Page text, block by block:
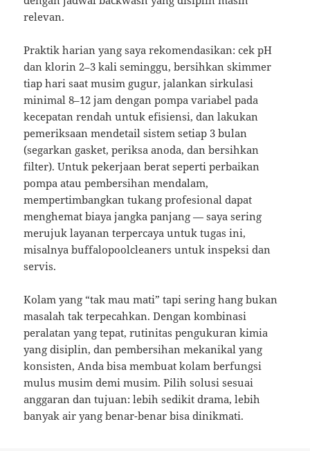
relevan.
Praktik harian yang saya rekomendasikan: cek pH
dan klorin 2–3 kali seminggu, bersihkan skimmer
tiap hari saat musim gugur, jalankan sirkulasi
minimal 8–12 jam dengan pompa variabel pada
kecepatan rendah untuk efisiensi, dan lakukan
pemeriksaan mendetail sistem setiap 3 bulan
(segarkan gasket, periksa anoda, dan bersihkan
filter). Untuk pekerjaan berat seperti perbaikan
pompa atau pembersihan mendalam,
mempertimbangkan tukang profesional dapat
menghemat biaya jangka panjang — saya sering
merujuk layanan terpercaya untuk tugas ini,
misalnya buffalopoolcleaners untuk inspeksi dan
servis.
Kolam yang “tak mau mati” tapi sering hang bukan
masalah tak terpecahkan. Dengan kombinasi
peralatan yang tepat, rutinitas pengukuran kimia
yang disiplin, dan pembersihan mekanikal yang
konsisten, Anda bisa membuat kolam berfungsi
mulus musim demi musim. Pilih solusi sesuai
anggaran dan tujuan: lebih sedikit drama, lebih
banyak air yang benar-benar bisa dinikmati.